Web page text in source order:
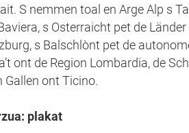
S nemmen toal en Arge Alp s
s Osterraicht pet de
s Balschlònt pet de
ont de Region Lombardia, de
Gallen ont Ticino.
plakat